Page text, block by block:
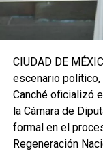
CIUDAD DE
escenario
Canché oficializó
la Cámara de
formal en el
Regeneración